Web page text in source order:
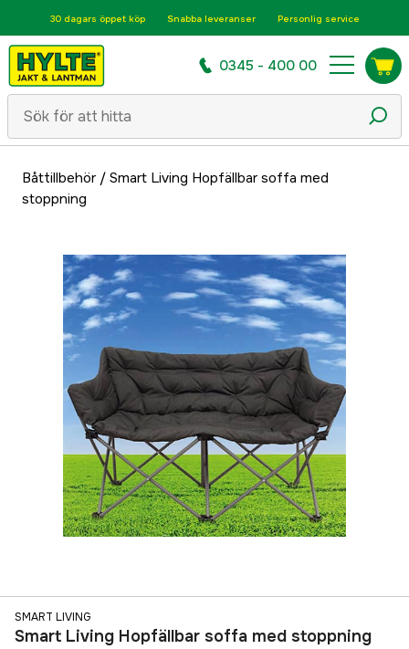
30 dagars öppet köp Snabba leveranser Personlig service
0345 - 400 00
Båttillbehör/ Smart Living Hopfällbar soffa med
stoppning
SMART LIVING
Smart Living Hopfällbar soffa med stoppning